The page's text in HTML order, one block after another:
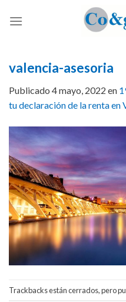
valencia-asesoria
Publicado 4 mayo, 2022 en
tu declaración de la renta en
Trackbacks están cerrados, pero